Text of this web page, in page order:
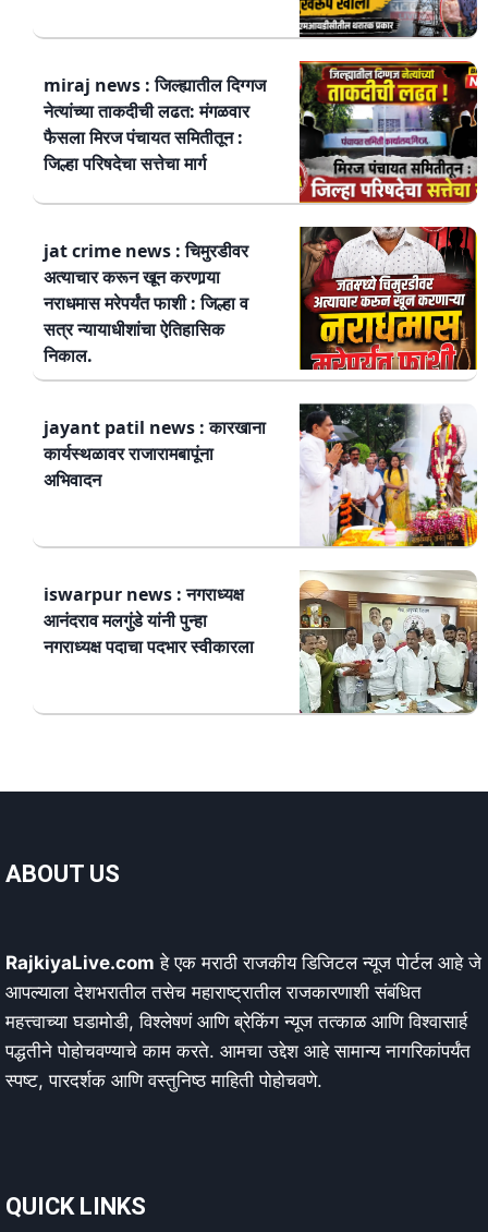
miraj news : जिल्ह्यातील दिग्गज
नेत्यांच्या ताकदीची लढत: मंगळवार
फैसला मिरज पंचायत समितीतून :
जिल्हा परिषदेचा सत्तेचा मार्ग
jat crime news : चिमुरडीवर
अत्याचार करून खून करणार्‍या
नराधमास मरेपर्यंत फाशी : जिल्हा व
सत्र न्यायाधीशांचा ऐतिहासिक
निकाल.
jayant patil news : कारखाना
कार्यस्थळावर राजारामबापूंना
अभिवादन
iswarpur news : नगराध्यक्ष
आनंदराव मलगुंडे यांनी पुन्हा
नगराध्यक्ष पदाचा पदभार स्वीकारला
ABOUT US
RajkiyaLive.com हे एक मराठी राजकीय डिजिटल न्यूज पोर्टल आहे जे
आपल्याला देशभरातील तसेच महाराष्ट्रातील राजकारणाशी संबंधित
महत्त्वाच्या घडामोडी, विश्लेषणं आणि ब्रेकिंग न्यूज तत्काळ आणि विश्वासार्ह
पद्धतीने पोहोचवण्याचे काम करते. आमचा उद्देश आहे सामान्य नागरिकांपर्यंत
स्पष्ट, पारदर्शक आणि वस्तुनिष्ठ माहिती पोहोचवणे.
QUICK LINKS